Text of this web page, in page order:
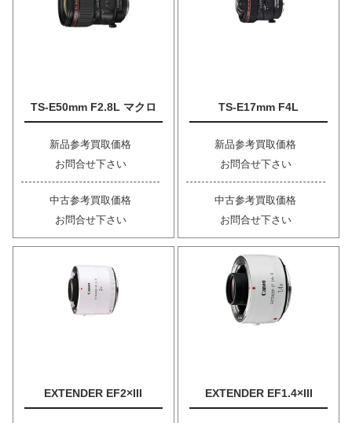
TS-E50mm F2.8L マクロ
新品参考買取価格
お問合せ下さい
中古参考買取価格
お問合せ下さい
TS-E17mm F4L
新品参考買取価格
お問合せ下さい
中古参考買取価格
お問合せ下さい
EXTENDER EF2×III EXTENDER EF1.4×III